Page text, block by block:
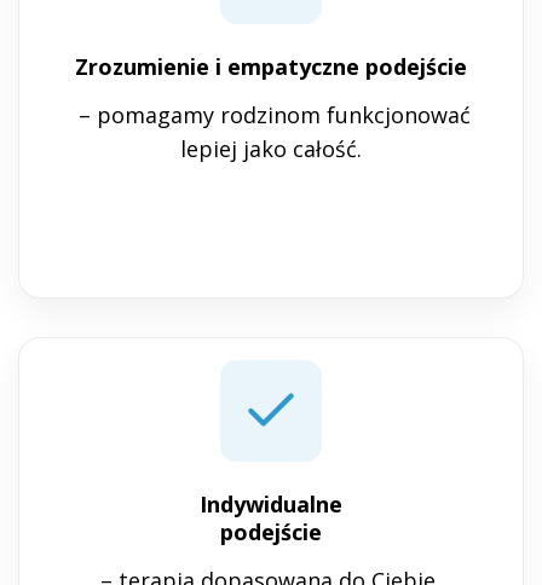
Zrozumienie i empatyczne podejście
– pomagamy rodzinom funkcjonować
lepiej jako całość.
Indywidualne
podejście